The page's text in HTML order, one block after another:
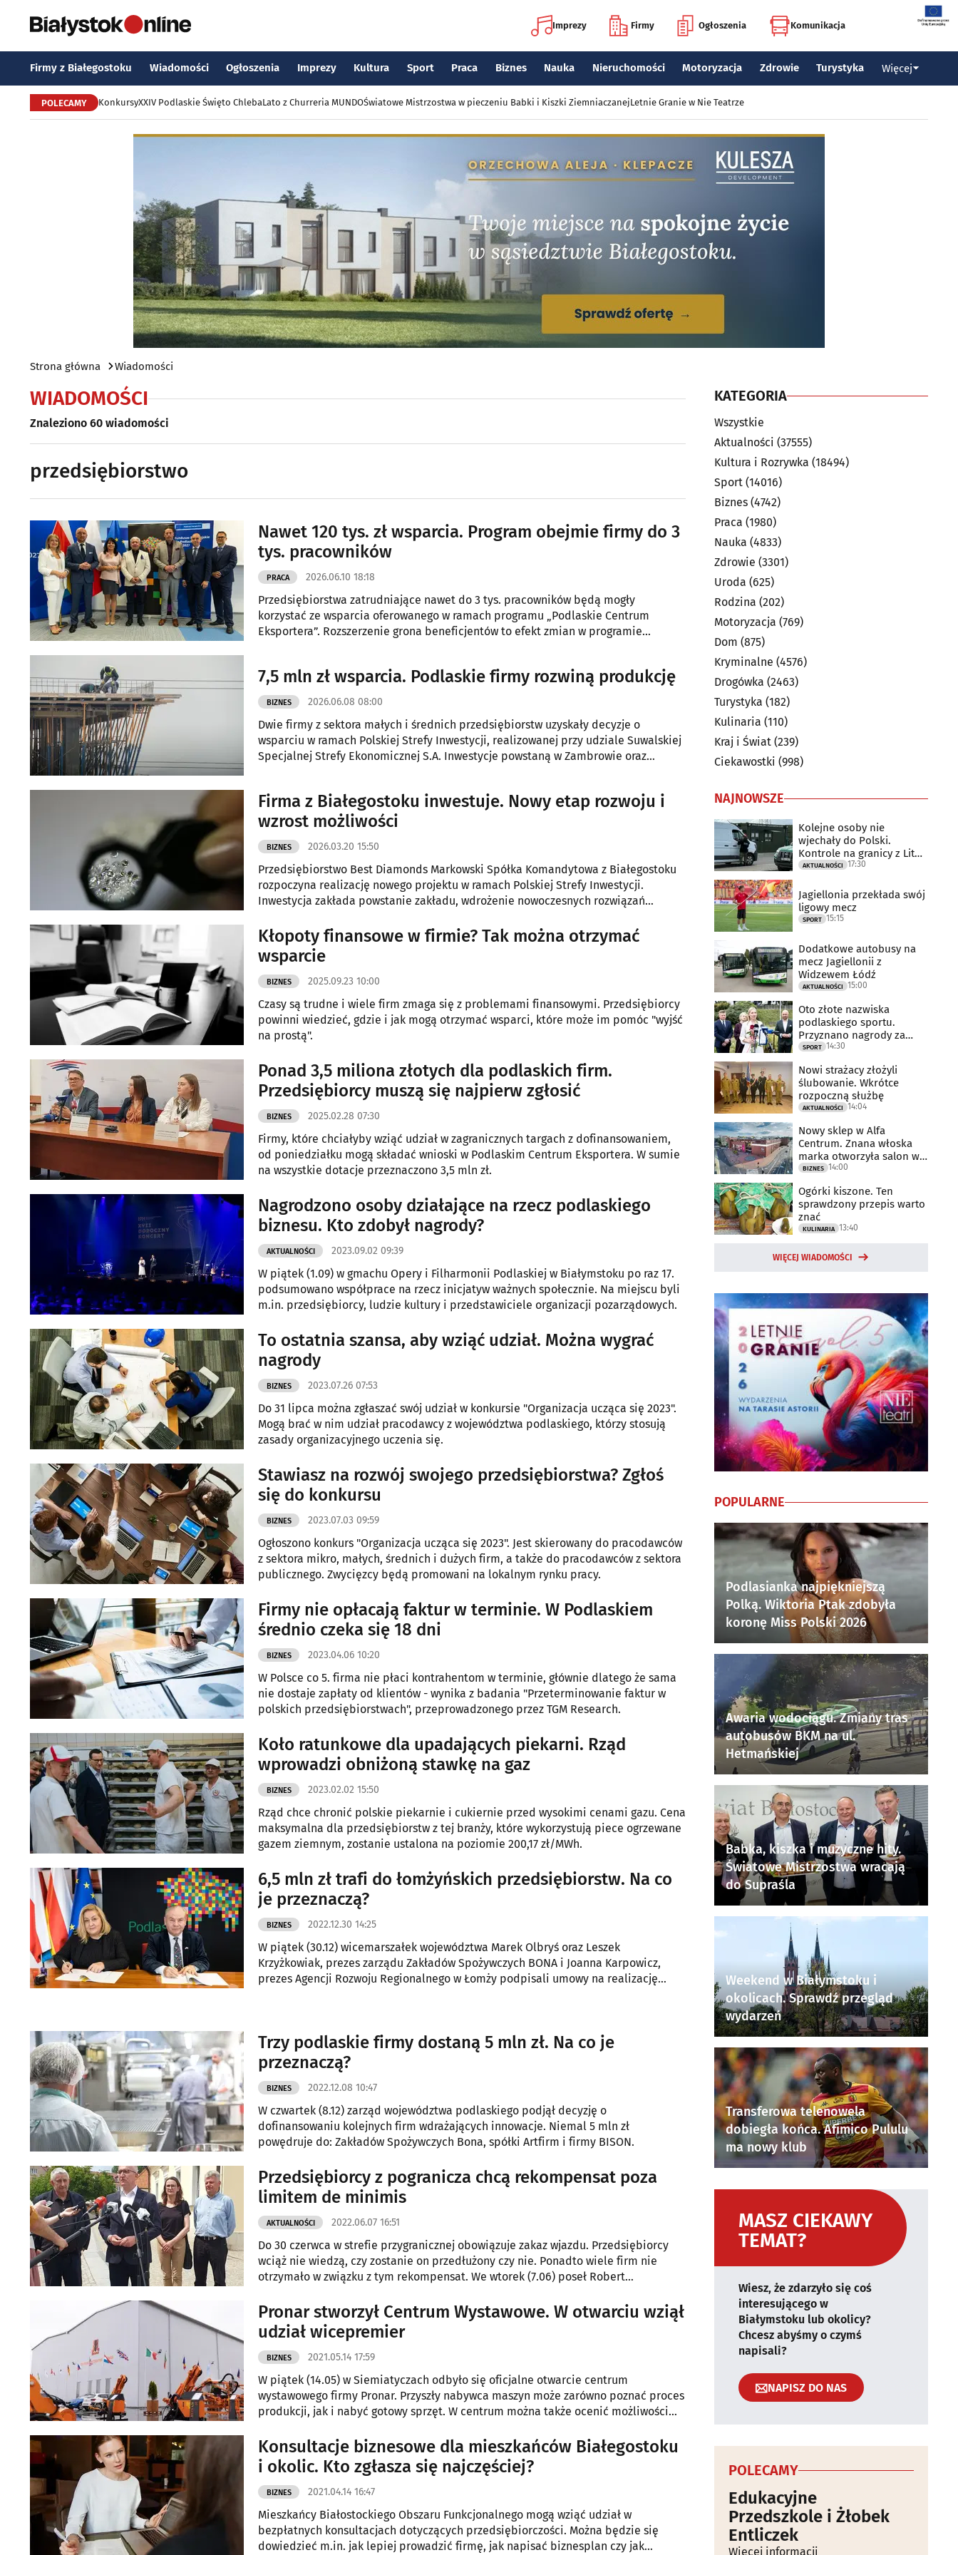
Imprezy Firmy Ogłoszenia Komunikacja
Firmy z Białegostoku Wiadomości Ogłoszenia Imprezy Kultura Sport Praca Biznes Nauka Nieruchomości Motoryzacja Zdrowie Turystyka Więcej
POLECAMY KonkursyXXIV Podlaskie Święto ChlebaLato z Churreria MUNDOŚwiatowe Mistrzostwa w pieczeniu Babki i Kiszki ZiemniaczanejLetnie Granie w Nie Teatrze
Strona główna Wiadomości
WIADOMOŚCI
Znaleziono 60 wiadomości
przedsiębiorstwo
Nawet 120 tys. zł wsparcia. Program obejmie firmy do 3
tys. pracowników
PRACA 2026.06.10 18:18
Przedsiębiorstwa zatrudniające nawet do 3 tys. pracowników będą mogły
korzystać ze wsparcia oferowanego w ramach programu „Podlaskie Centrum
Eksportera”. Rozszerzenie grona beneficjentów to efekt zmian w programie
7,5 mln zł wsparcia. Podlaskie firmy rozwiną produkcję
BIZNES 2026.06.08 08:00
Dwie firmy z sektora małych i średnich przedsiębiorstw uzyskały decyzje o
wsparciu w ramach Polskiej Strefy Inwestycji, realizowanej przy udziale Suwalskiej
Specjalnej Strefy Ekonomicznej S.A. Inwestycje powstaną w Zambrowie oraz
Firma z Białegostoku inwestuje. Nowy etap rozwoju i
wzrost możliwości
BIZNES 2026.03.20 15:50
Przedsiębiorstwo Best Diamonds Markowski Spółka Komandytowa z Białegostoku
rozpoczyna realizację nowego projektu w ramach Polskiej Strefy Inwestycji.
Inwestycja zakłada powstanie zakładu, wdrożenie nowoczesnych rozwiązań
Kłopoty finansowe w firmie? Tak można otrzymać
wsparcie
BIZNES 2025.09.23 10:00
Czasy są trudne i wiele firm zmaga się z problemami finansowymi. Przedsiębiorcy
powinni wiedzieć, gdzie i jak mogą otrzymać wsparci, które może im pomóc "wyjść
na prostą".
Ponad 3,5 miliona złotych dla podlaskich firm.
Przedsiębiorcy muszą się najpierw zgłosić
BIZNES 2025.02.28 07:30
Firmy, które chciałyby wziąć udział w zagranicznych targach z dofinansowaniem,
od poniedziałku mogą składać wnioski w Podlaskim Centrum Eksportera. W sumie
na wszystkie dotacje przeznaczono 3,5 mln zł.
Nagrodzono osoby działające na rzecz podlaskiego
biznesu. Kto zdobył nagrody?
AKTUALNOŚCI 2023.09.02 09:39
W piątek (1.09) w gmachu Opery i Filharmonii Podlaskiej w Białymstoku po raz 17.
podsumowano współprace na rzecz inicjatyw ważnych społecznie. Na miejscu byli
m.in. przedsiębiorcy, ludzie kultury i przedstawiciele organizacji pozarządowych.
To ostatnia szansa, aby wziąć udział. Można wygrać
nagrody
BIZNES 2023.07.26 07:53
Do 31 lipca można zgłaszać swój udział w konkursie "Organizacja ucząca się 2023".
Mogą brać w nim udział pracodawcy z województwa podlaskiego, którzy stosują
zasady organizacyjnego uczenia się.
Stawiasz na rozwój swojego przedsiębiorstwa? Zgłoś
się do konkursu
BIZNES 2023.07.03 09:59
Ogłoszono konkurs "Organizacja ucząca się 2023". Jest skierowany do pracodawców
z sektora mikro, małych, średnich i dużych firm, a także do pracodawców z sektora
publicznego. Zwycięzcy będą promowani na lokalnym rynku pracy.
Firmy nie opłacają faktur w terminie. W Podlaskiem
średnio czeka się 18 dni
BIZNES 2023.04.06 10:20
W Polsce co 5. firma nie płaci kontrahentom w terminie, głównie dlatego że sama
nie dostaje zapłaty od klientów - wynika z badania "Przeterminowanie faktur w
polskich przedsiębiorstwach", przeprowadzonego przez TGM Research.
Koło ratunkowe dla upadających piekarni. Rząd
wprowadzi obniżoną stawkę na gaz
BIZNES 2023.02.02 15:50
Rząd chce chronić polskie piekarnie i cukiernie przed wysokimi cenami gazu. Cena
maksymalna dla przedsiębiorstw z tej branży, które wykorzystują piece ogrzewane
gazem ziemnym, zostanie ustalona na poziomie 200,17 zł/MWh.
6,5 mln zł trafi do łomżyńskich przedsiębiorstw. Na co
je przeznaczą?
BIZNES 2022.12.30 14:25
W piątek (30.12) wicemarszałek województwa Marek Olbryś oraz Leszek
Krzyżkowiak, prezes zarządu Zakładów Spożywczych BONA i Joanna Karpowicz,
prezes Agencji Rozwoju Regionalnego w Łomży podpisali umowy na realizację
Trzy podlaskie firmy dostaną 5 mln zł. Na co je
przeznaczą?
BIZNES 2022.12.08 10:47
W czwartek (8.12) zarząd województwa podlaskiego podjął decyzję o
dofinansowaniu kolejnych firm wdrażających innowacje. Niemal 5 mln zł
powędruje do: Zakładów Spożywczych Bona, spółki Artfirm i firmy BISON.
Przedsiębiorcy z pogranicza chcą rekompensat poza
limitem de minimis
AKTUALNOŚCI 2022.06.07 16:51
Do 30 czerwca w strefie przygranicznej obowiązuje zakaz wjazdu. Przedsiębiorcy
wciąż nie wiedzą, czy zostanie on przedłużony czy nie. Ponadto wiele firm nie
otrzymało w związku z tym rekompensat. We wtorek (7.06) poseł Robert
Pronar stworzył Centrum Wystawowe. W otwarciu wziął
udział wicepremier
BIZNES 2021.05.14 17:59
W piątek (14.05) w Siemiatyczach odbyło się oficjalne otwarcie centrum
wystawowego firmy Pronar. Przyszły nabywca maszyn może zarówno poznać proces
produkcji, jak i nabyć gotowy sprzęt. W centrum można także ocenić możliwości
Konsultacje biznesowe dla mieszkańców Białegostoku
i okolic. Kto zgłasza się najczęściej?
BIZNES 2021.04.14 16:47
Mieszkańcy Białostockiego Obszaru Funkcjonalnego mogą wziąć udział w
bezpłatnych konsultacjach dotyczących przedsiębiorczości. Można będzie się
dowiedzieć m.in. jak lepiej prowadzić firmę, jak napisać biznesplan czy jak
KATEGORIA
Wszystkie
Aktualności (37555)
Kultura i Rozrywka (18494)
Sport (14016)
Biznes (4742)
Praca (1980)
Nauka (4833)
Zdrowie (3301)
Uroda (625)
Rodzina (202)
Motoryzacja (769)
Dom (875)
Kryminalne (4576)
Drogówka (2463)
Turystyka (182)
Kulinaria (110)
Kraj i Świat (239)
Ciekawostki (998)
NAJNOWSZE
Kolejne osoby nie
wjechały do Polski.
Kontrole na granicy z Litwą
trwają
AKTUALNOŚCI 17:30
Jagiellonia przekłada swój
ligowy mecz
SPORT 15:15
Dodatkowe autobusy na
mecz Jagiellonii z
Widzewem Łódź
AKTUALNOŚCI 15:00
Oto złote nazwiska
podlaskiego sportu.
Przyznano nagrody za
2025 rok
SPORT 14:30
Nowi strażacy złożyli
ślubowanie. Wkrótce
rozpoczną służbę
AKTUALNOŚCI 14:04
Nowy sklep w Alfa
Centrum. Znana włoska
marka otworzyła salon w
Białymstoku
BIZNES 14:00
Ogórki kiszone. Ten
sprawdzony przepis warto
znać
KULINARIA 13:40
WIĘCEJ WIADOMOŚCI
POPULARNE
Podlasianka najpiękniejszą
Polką. Wiktoria Ptak zdobyła
koronę Miss Polski 2026
Awaria wodociągu. Zmiany tras
autobusów BKM na ul.
Hetmańskiej
Babka, kiszka i muzyczne hity.
Światowe Mistrzostwa wracają
do Supraśla
Weekend w Białymstoku i
okolicach. Sprawdź przegląd
wydarzeń
Transferowa telenowela
dobiegła końca. Afimico Pululu
ma nowy klub
MASZ CIEKAWY
TEMAT?
Wiesz, że zdarzyło się coś
interesującego w
Białymstoku lub okolicy?
Chcesz abyśmy o czymś
napisali?
NAPISZ DO NAS
POLECAMY
Edukacyjne
Przedszkole i Żłobek
Entliczek
Więcej informacji